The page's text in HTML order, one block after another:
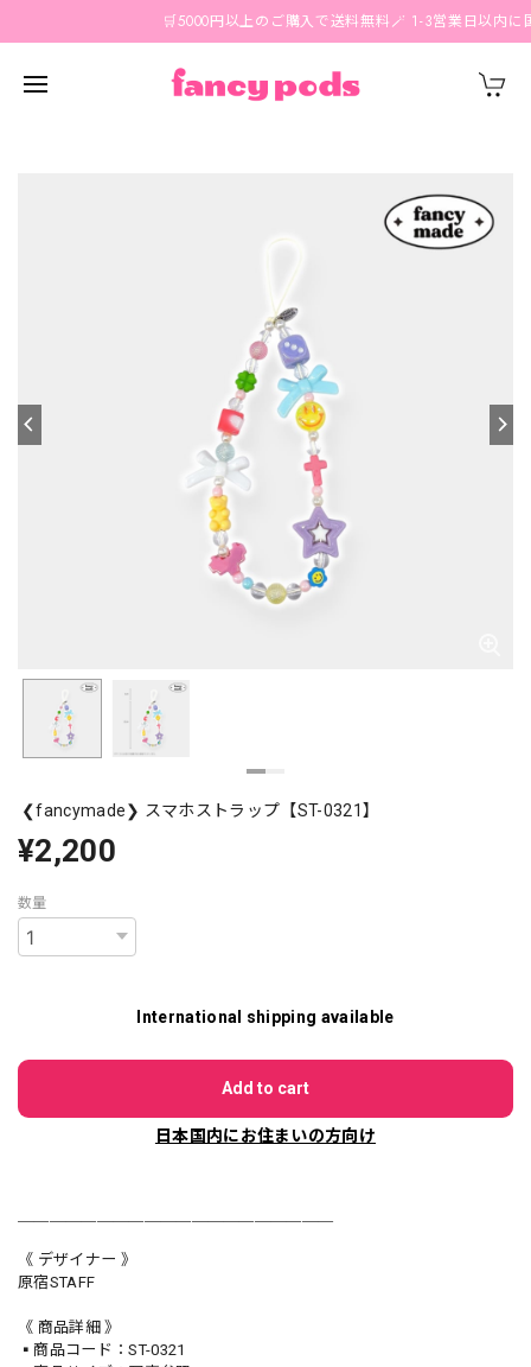
🛒5000円以上のご購入で送料無料🪄 1-3営業日以内に国
❮fancymade❯ スマホストラップ【ST-0321】
¥2,200
数量
International shipping available
Add to cart
日本国内にお住まいの方向け
《 デザイナー 》
原宿STAFF
《 商品詳細 》
▪️商品コード：ST-0321